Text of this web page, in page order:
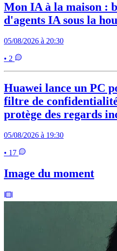
Mon IA à la maison :
d'agents IA sous la
05/08/2026 à 20:30
• 2
Huawei lance un PC
filtre de
protège des regards
05/08/2026 à 19:30
• 17
Image du moment